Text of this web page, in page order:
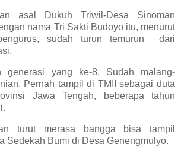
asal Dukuh Triwil-Desa Sinoman
nama Tri Sakti Budoyo itu, menurut
sudah turun temurun dari
generasi yang ke-8. Sudah malang-
Pernah tampil di TMII sebagai duta
Jawa Tengah, beberapa tahun
turut merasa bangga bisa tampil
Sedekah Bumi di Desa Genengmulyo.